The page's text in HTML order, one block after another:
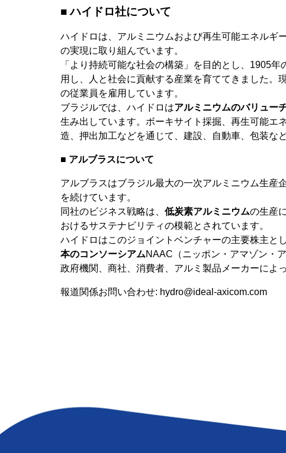
■ ハイドロ社について
ハイドロは、アルミニウムおよび再生可能エネルギ
の実現に取り組んでいます。
「より持続可能な社会の構築」を目的とし、1905
用し、人と社会に貢献する産業を育ててきました。
の従業員を雇用しています。
ブラジルでは、ハイドロはアルミニウムのバリュー
生み出しています。ボーキサイト採掘、再生可能エ
造、押出加工などを通じて、建設、自動車、包装な
■ アルブラスについて
アルブラスはブラジル最大の一次アルミニウム生産
を続けています。
同社のビジネス戦略は、 低炭素アルミニウムの生産
おけるサステナビリティの模範とされています。
ハイドロはこのジョイントベンチャーの主要株主と
本のコンソーシアムNAAC（ニッポン・アマゾン・
政府機関、商社、消費者、アルミ製品メーカーによ
報道関係お問い合わせ: hydro@ideal-axicom.com